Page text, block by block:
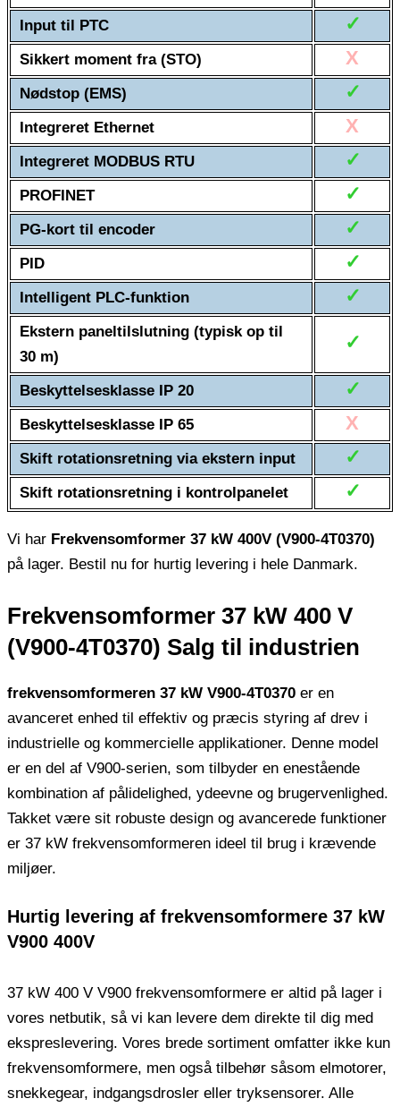
Input til PTC ✓
Sikkert moment fra (STO) X
Nødstop (EMS) ✓
Integreret Ethernet X
Integreret MODBUS RTU ✓
PROFINET ✓
PG-kort til encoder ✓
PID ✓
Intelligent PLC-funktion ✓
Ekstern paneltilslutning (typisk op til
30 m)
✓
Beskyttelsesklasse IP 20 ✓
Beskyttelsesklasse IP 65 X
Skift rotationsretning via ekstern input ✓
Skift rotationsretning i kontrolpanelet ✓
Vi har Frekvensomformer 37 kW 400V (V900-4T0370)
på lager. Bestil nu for hurtig levering i hele Danmark.
Frekvensomformer 37 kW 400 V
(V900-4T0370) Salg til industrien
frekvensomformeren 37 kW V900-4T0370 er en
avanceret enhed til effektiv og præcis styring af drev i
industrielle og kommercielle applikationer. Denne model
er en del af V900-serien, som tilbyder en enestående
kombination af pålidelighed, ydeevne og brugervenlighed.
Takket være sit robuste design og avancerede funktioner
er 37 kW frekvensomformeren ideel til brug i krævende
miljøer.
Hurtig levering af frekvensomformere 37 kW
V900 400V
37 kW 400 V V900 frekvensomformere er altid på lager i
vores netbutik, så vi kan levere dem direkte til dig med
ekspreslevering. Vores brede sortiment omfatter ikke kun
frekvensomformere, men også tilbehør såsom elmotorer,
snekkegear, indgangsdrosler eller tryksensorer. Alle